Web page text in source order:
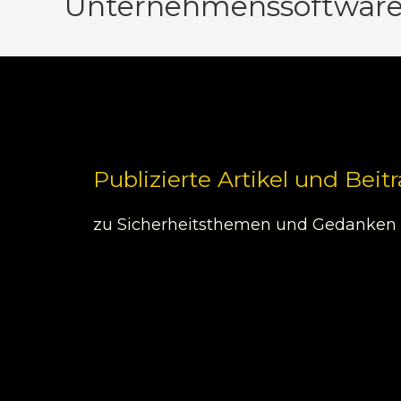
Publizierte Artikel und
zu Sicherheitsthemen und Gedanken